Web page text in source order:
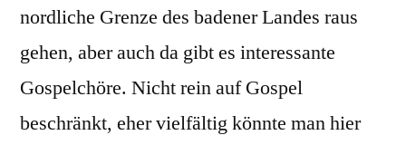
nordliche Grenze des badener Landes raus
gehen, aber auch da gibt es interessante
Gospelchöre. Nicht rein auf Gospel
beschränkt, eher vielfältig könnte man hier